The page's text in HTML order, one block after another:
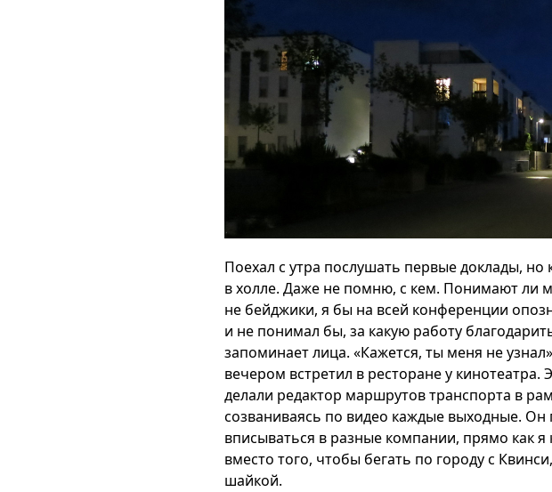
Поехал с утра послушать первые доклады, но
в холле. Даже не помню, с кем. Понимают ли
не бейджики, я бы на всей конференции
и не понимал бы, за какую работу
запоминает лица. «Кажется, ты меня не
вечером встретил в ресторане у
делали редактор маршрутов транспорта в
созваниваясь по видео каждые выходные. Он
вписываться в разные компании, прямо как я
вместо того, чтобы бегать по городу с
шайкой.